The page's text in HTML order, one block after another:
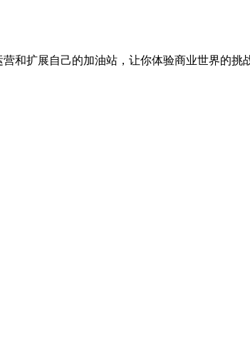
和扩展自己的加油站，让你体验商业世界的挑